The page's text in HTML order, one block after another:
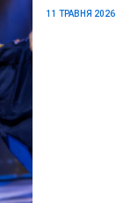
11 ТРАВНЯ 2026